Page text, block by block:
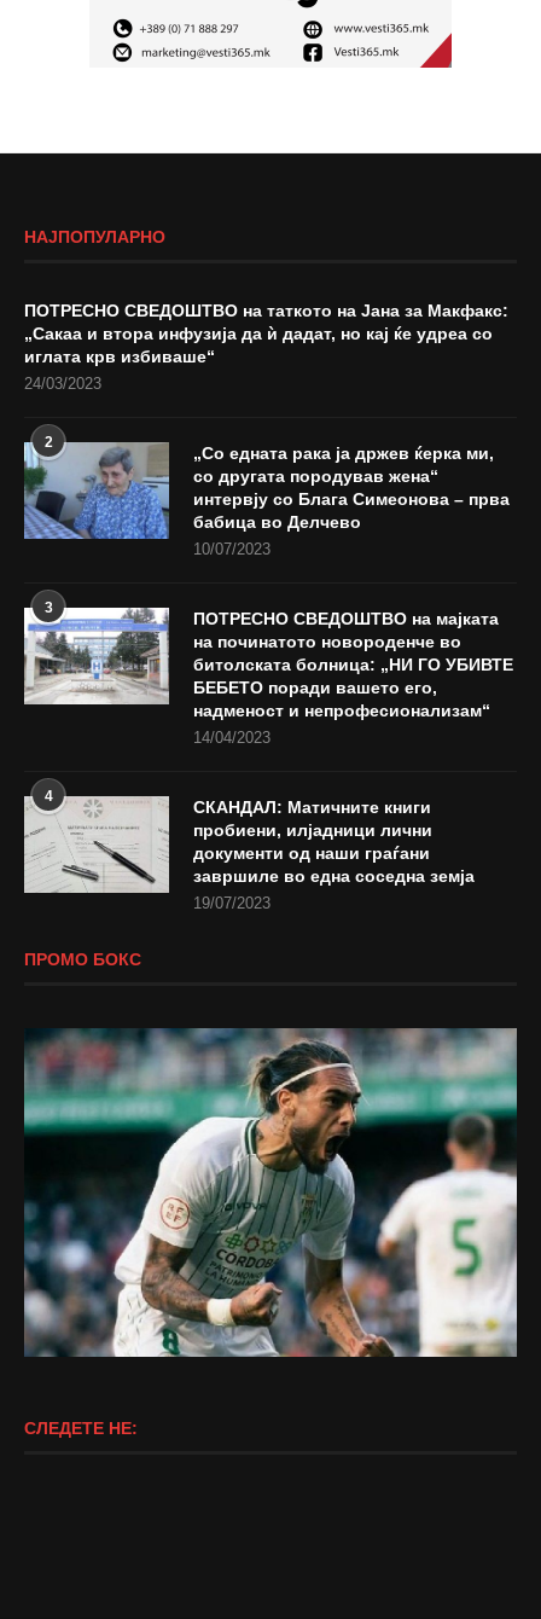
НАЈПОПУЛАРНО
ПОТРЕСНО СВЕДОШТВО на таткото на Јана за Макфакс:
„Сакаа и втора инфузија да ѝ дадат, но кај ќе удреа со
иглата крв избиваше“
24/03/2023
2
„Со едната рака ја држев ќерка ми,
со другата породував жена“
интервју со Блага Симеонова – прва
бабица во Делчево
10/07/2023
3
ПОТРЕСНО СВЕДОШТВО на мајката
на починатото новороденче во
битолската болница: „НИ ГО УБИВТЕ
БЕБЕТО поради вашето его,
надменост и непрофесионализам“
14/04/2023
4
СКАНДАЛ: Матичните книги
пробиени, илјадници лични
документи од наши граѓани
завршиле во една соседна земја
19/07/2023
ПРОМО БОКС
СЛЕДЕТЕ НЕ: